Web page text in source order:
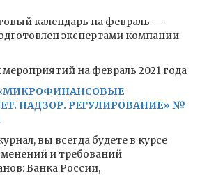
календарь на февраль —
экспертами компании
на февраль 2021 года
НАДЗОР. РЕГУЛИРОВАНИЕ» №
вы всегда будете в курсе
и требований
Банка России,